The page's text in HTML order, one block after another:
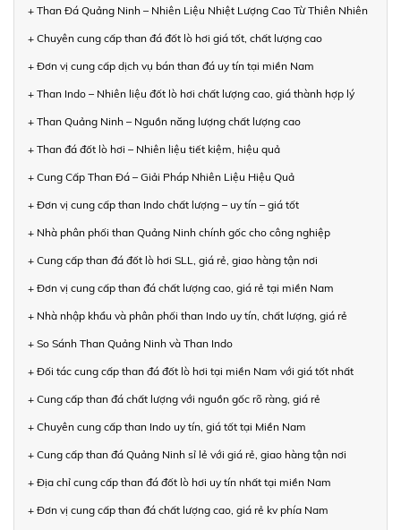
+ Than Đá Quảng Ninh – Nhiên Liệu Nhiệt Lượng Cao Từ Thiên Nhiên
+ Chuyên cung cấp than đá đốt lò hơi giá tốt, chất lượng cao
+ Đơn vị cung cấp dịch vụ bán than đá uy tín tại miền Nam
+ Than Indo – Nhiên liệu đốt lò hơi chất lượng cao, giá thành hợp lý
+ Than Quảng Ninh – Nguồn năng lượng chất lượng cao
+ Than đá đốt lò hơi – Nhiên liệu tiết kiệm, hiệu quả
+ Cung Cấp Than Đá – Giải Pháp Nhiên Liệu Hiệu Quả
+ Đơn vị cung cấp than Indo chất lượng – uy tín – giá tốt
+ Nhà phân phối than Quảng Ninh chính gốc cho công nghiệp
+ Cung cấp than đá đốt lò hơi SLL, giá rẻ, giao hàng tận nơi
+ Đơn vị cung cấp than đá chất lượng cao, giá rẻ tại miền Nam
+ Nhà nhập khẩu và phân phối than Indo uy tín, chất lượng, giá rẻ
+ So Sánh Than Quảng Ninh và Than Indo
+ Đối tác cung cấp than đá đốt lò hơi tại miền Nam với giá tốt nhất
+ Cung cấp than đá chất lượng với nguồn gốc rõ ràng, giá rẻ
+ Chuyên cung cấp than Indo uy tín, giá tốt tại Miền Nam
+ Cung cấp than đá Quảng Ninh sỉ lẻ với giá rẻ, giao hàng tận nơi
+ Địa chỉ cung cấp than đá đốt lò hơi uy tín nhất tại miền Nam
+ Đơn vị cung cấp than đá chất lượng cao, giá rẻ kv phía Nam